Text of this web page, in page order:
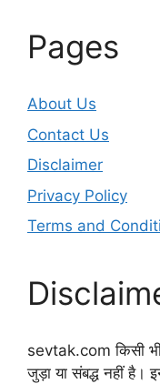
Pages
About Us
Contact Us
Disclaimer
Privacy Policy
Terms and
sevtak.com किसी
जुड़ा या संबद्ध नहीं है।